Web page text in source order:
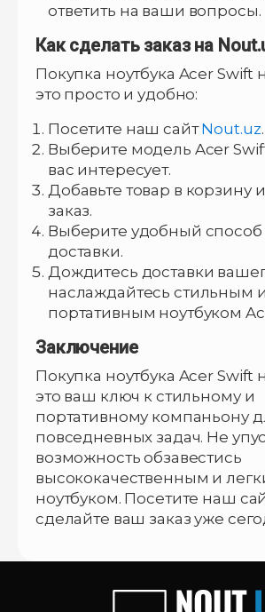
ответить на ваши вопросы.
Как сделать заказ на
Покупка ноутбука Acer Swift
это просто и удобно:
Посетите наш сайтNout.uz.
Выберите модель Acer
вас интересует.
Добавьте товар в корзину
заказ.
Выберите удобный способ
доставки.
Дождитесь доставки
наслаждайтесь стильным и
портативным ноутбуком
Заключение
Покупка ноутбука Acer Swift
это ваш ключ к стильному и
портативному компаньону
повседневных задач. Не
возможность обзавестись
высококачественным и
ноутбуком. Посетите наш
сделайте ваш заказ уже